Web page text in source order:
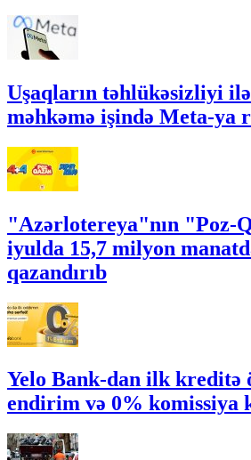
Uşaqların təhlükəsizliyi ilə
məhkəmə işində Meta-ya
"Azərlotereya"nın "Poz-
iyulda 15,7 milyon
qazandırıb
Yelo Bank-dan ilk kreditə
endirim və 0% komissiya